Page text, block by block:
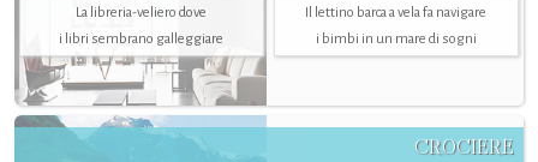
La libreria-veliero dove
i libri sembrano galleggiare
Il lettino barca a vela fa navigare
i bimbi in un mare di sogni
CROCIERE